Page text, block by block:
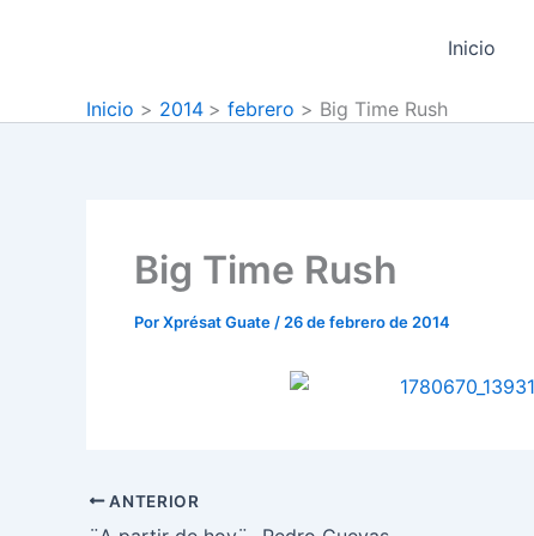
Inicio
Inicio 2014 febrero Big Time Rush
Big Time Rush
PorXprésat Guate / 26 de febrero de 2014
ANTERIOR